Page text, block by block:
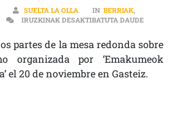
SUELTA LA OLLA IN BERRIAK,
IRUZKINAK DESAKTIBATUTA DAUDEREPORTAJE
partes de la mesa redonda sobre
organizada por ‘Emakumeok
el 20 de noviembre en Gasteiz.